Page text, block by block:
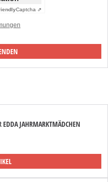
Captcha ⇗
JAHRMARKTMÄDCHEN